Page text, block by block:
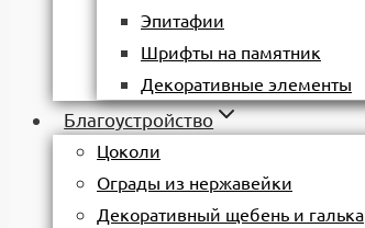
Эпитафии
Шрифты на памятник
Декоративные элементы
Благоустройство
Цоколи
Ограды из нержавейки
Декоративный щебень и галька